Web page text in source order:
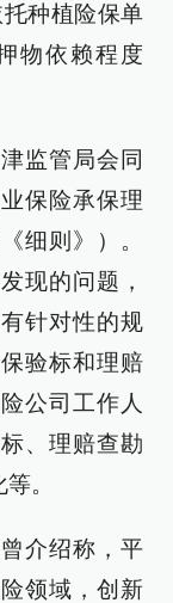
种植险保单
物依赖程度
监管局会同
保险承保理
细则》）。
现的问题，
针对性的规
验标和理赔
公司工作人
、理赔查勘
。
介绍称，平
领域，创新